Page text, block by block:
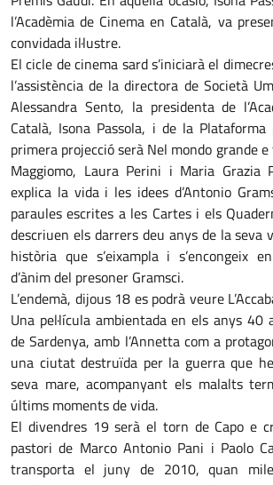
l’Acadèmia de Cinema en Català, va
convidada il·lustre.
El cicle de cinema sard s’iniciarà el
l’assistència de la directora de Società
Alessandra Sento, la presidenta de
Català, Isona Passola, i de la
primera projecció serà Nel mondo grande
Maggiomo, Laura Perini i Maria Grazia
explica la vida i les idees d’Antonio
paraules escrites a les Cartes i els
descriuen els darrers deu anys de la seva
història que s’eixampla i s’encongeix
d’ànim del presoner Gramsci.
L’endemà, dijous 18 es podrà veure
Una pel·lícula ambientada en els anys
de Sardenya, amb l’Annetta com a
una ciutat destruïda per la guerra que
seva mare, acompanyant els malalts
últims moments de vida.
El divendres 19 serà el torn de Capo e
pastori de Marco Antonio Pani i Paolo
transporta el juny de 2010, quan